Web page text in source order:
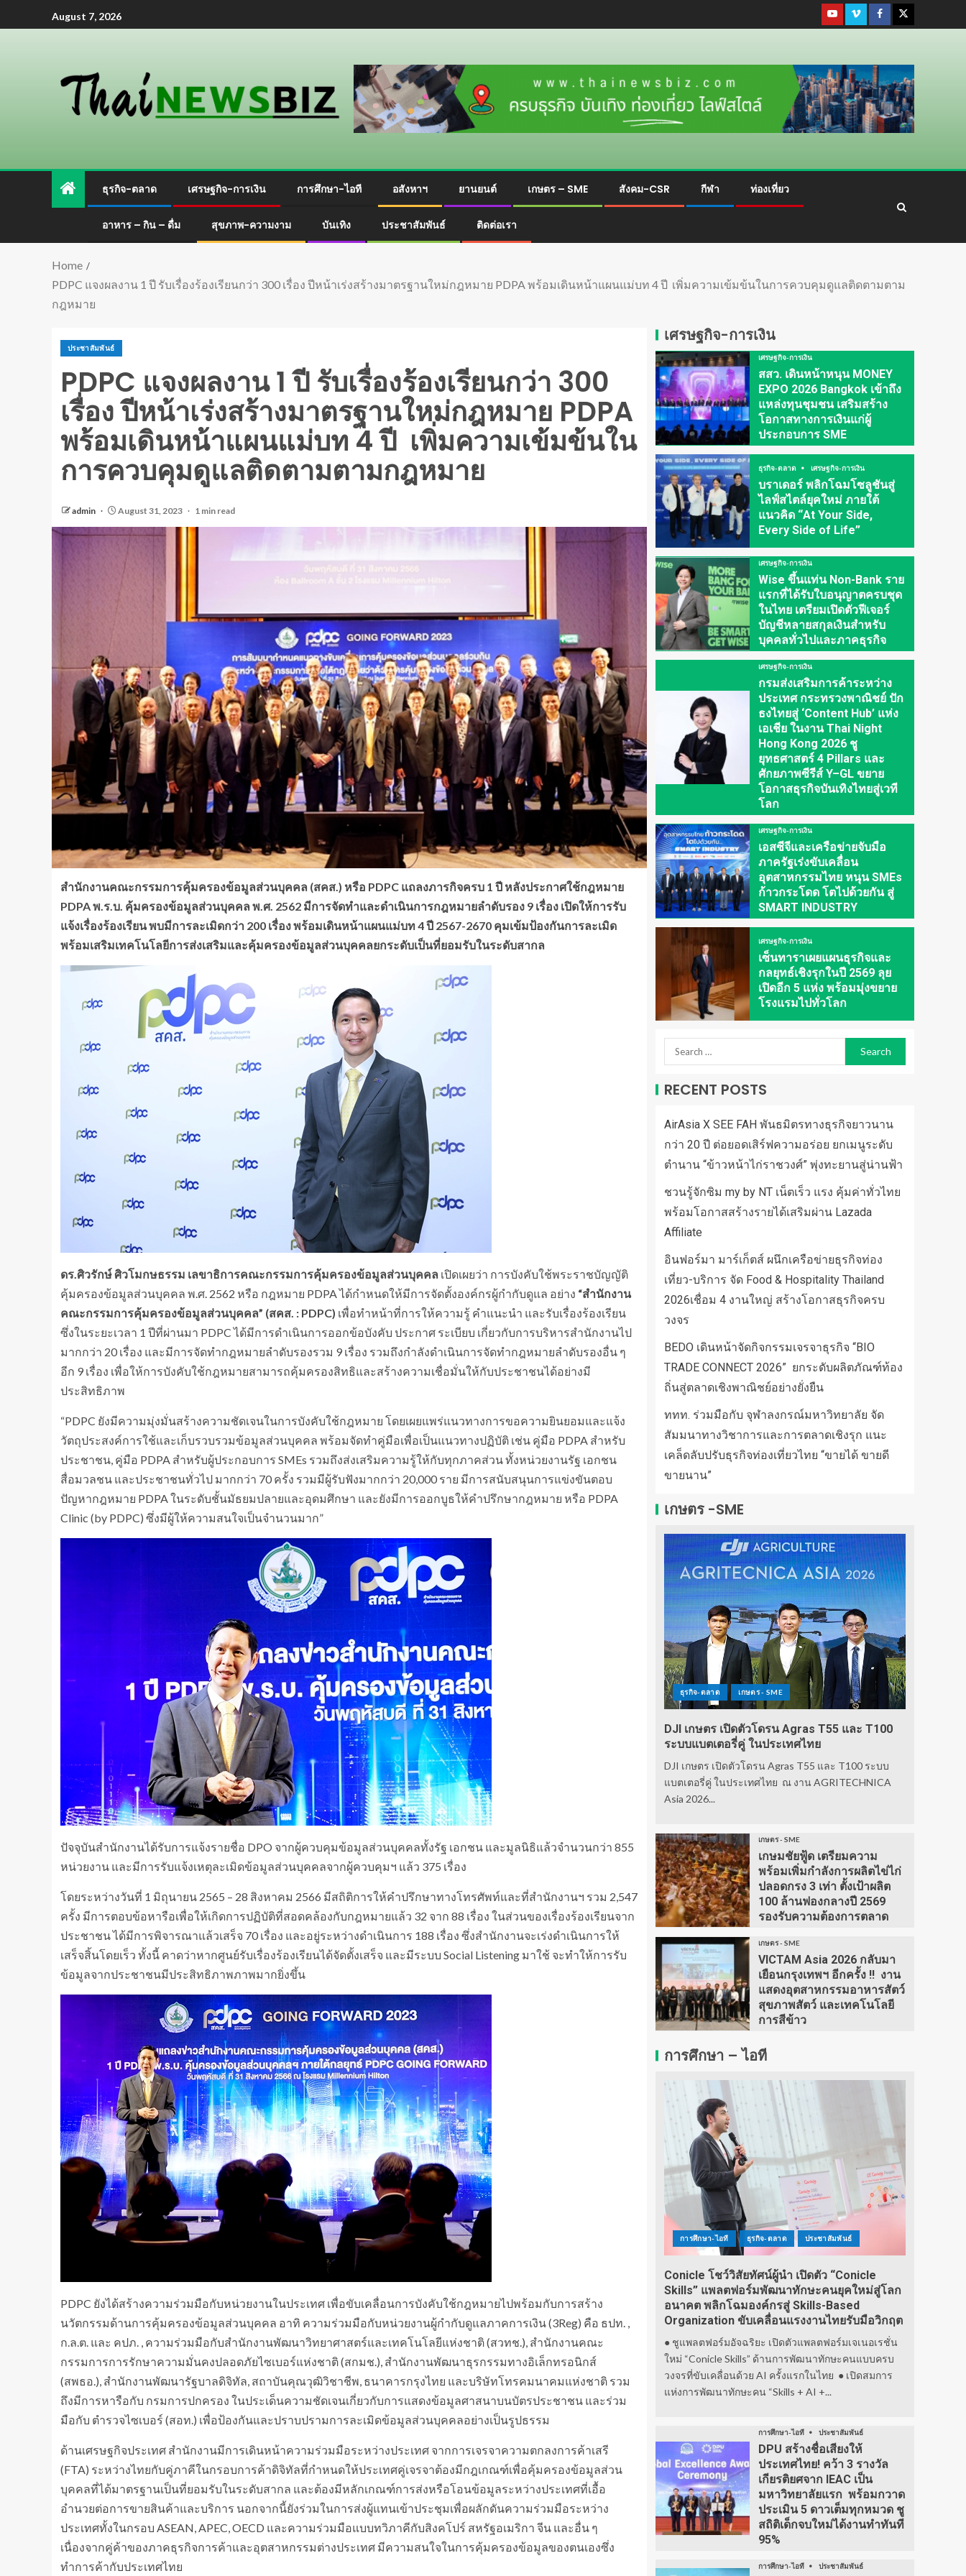
August 7, 2026
ธุรกิจ-ตลาด เศรษฐกิจ-การเงิน การศึกษา-ไอที อสังหาฯ ยานยนต์ เกษตร – SME สังคม-CSR กีฬา ท่องเที่ยว
อาหาร – กิน – ดื่ม สุขภาพ-ความงาม บันเทิง ประชาสัมพันธ์ ติดต่อเรา
Home
PDPC แจงผลงาน 1 ปี รับเรื่องร้องเรียนกว่า 300 เรื่อง ปีหน้าเร่งสร้างมาตรฐานใหม่กฎหมาย PDPA พร้อมเดินหน้าแผนแม่บท 4 ปี เพิ่มความเข้มข้นในการควบคุมดูแลติดตามตาม
กฎหมาย
ประชาสัมพันธ์
PDPC แจงผลงาน 1 ปี รับเรื่องร้องเรียนกว่า 300
เรื่อง ปีหน้าเร่งสร้างมาตรฐานใหม่กฎหมาย PDPA
พร้อมเดินหน้าแผนแม่บท 4 ปี เพิ่มความเข้มข้นใน
การควบคุมดูแลติดตามตามกฎหมาย
admin August 31, 2023 1 min read
สำนักงานคณะกรรมการคุ้มครองข้อมูลส่วนบุคคล (สคส.) หรือ PDPC แถลงภารกิจครบ 1 ปี หลังประกาศใช้กฎหมาย
PDPA พ.ร.บ. คุ้มครองข้อมูลส่วนบุคคล พ.ศ. 2562 มีการจัดทำและดำเนินการกฎหมายลำดับรอง 9 เรื่อง เปิดให้การรับ
แจ้งเรื่องร้องเรียน พบมีการละเมิดกว่า 200 เรื่อง พร้อมเดินหน้าแผนแม่บท 4 ปี 2567-2670 คุมเข้มป้องกันการละเมิด
พร้อมเสริมเทคโนโลยีการส่งเสริมและคุ้มครองข้อมูลส่วนบุคคลยกระดับเป็นที่ยอมรับในระดับสากล
ดร.ศิวรักษ์ ศิวโมกษธรรม เลขาธิการคณะกรรมการคุ้มครองข้อมูลส่วนบุคคล เปิดเผยว่า การบังคับใช้พระราชบัญญัติ
คุ้มครองข้อมูลส่วนบุคคล พ.ศ. 2562 หรือ กฎหมาย PDPA ได้กำหนดให้มีการจัดตั้งองค์กรผู้กำกับดูแล อย่าง “สำนักงาน
คณะกรรมการคุ้มครองข้อมูลส่วนบุคคล” (สคส. : PDPC) เพื่อทำหน้าที่การให้ความรู้ คำแนะนำ และรับเรื่องร้องเรียน
ซึ่งในระยะเวลา 1 ปีที่ผ่านมา PDPC ได้มีการดำเนินการออกข้อบังคับ ประกาศ ระเบียบ เกี่ยวกับการบริหารสำนักงานไป
มากกว่า 20 เรื่อง และมีการจัดทำกฎหมายลำดับรองรวม 9 เรื่อง รวมถึงกำลังดำเนินการจัดทำกฎหมายลำดับรองอื่น ๆ
อีก 9 เรื่อง เพื่อให้การบังคับใช้กฎหมายสามารถคุ้มครองสิทธิและสร้างความเชื่อมั่นให้กับประชาชนได้อย่างมี
ประสิทธิภาพ
“PDPC ยังมีความมุ่งมั่นสร้างความชัดเจนในการบังคับใช้กฎหมาย โดยเผยแพร่แนวทางการขอความยินยอมและแจ้ง
วัตถุประสงค์การใช้และเก็บรวบรวมข้อมูลส่วนบุคคล พร้อมจัดทำคู่มือเพื่อเป็นแนวทางปฏิบัติ เช่น คู่มือ PDPA สำหรับ
ประชาชน, คู่มือ PDPA สำหรับผู้ประกอบการ SMEs รวมถึงส่งเสริมความรู้ให้กับทุกภาคส่วน ทั้งหน่วยงานรัฐ เอกชน
สื่อมวลชน และประชาชนทั่วไป มากกว่า 70 ครั้ง รวมมีผู้รับฟังมากกว่า 20,000 ราย มีการสนับสนุนการแข่งขันตอบ
ปัญหากฎหมาย PDPA ในระดับชั้นมัธยมปลายและอุดมศึกษา และยังมีการออกบูธให้คำปรึกษากฎหมาย หรือ PDPA
Clinic (by PDPC) ซึ่งมีผู้ให้ความสนใจเป็นจำนวนมาก”
ปัจจุบันสำนักงานได้รับการแจ้งรายชื่อ DPO จากผู้ควบคุมข้อมูลส่วนบุคคลทั้งรัฐ เอกชน และมูลนิธิแล้วจำนวนกว่า 855
หน่วยงาน และมีการรับแจ้งเหตุละเมิดข้อมูลส่วนบุคคลจากผู้ควบคุมฯ แล้ว 375 เรื่อง
โดยระหว่างวันที่ 1 มิถุนายน 2565 – 28 สิงหาคม 2566 มีสถิติการให้คำปรึกษาทางโทรศัพท์และที่สำนักงานฯ รวม 2,547
ครั้ง มีการตอบข้อหารือเพื่อให้เกิดการปฏิบัติที่สอดคล้องกับกฎหมายแล้ว 32 จาก 88 เรื่อง ในส่วนของเรื่องร้องเรียนจาก
ประชาชน ได้มีการพิจารณาแล้วเสร็จ 70 เรื่อง และอยู่ระหว่างดำเนินการ 188 เรื่อง ซึ่งสำนักงานจะเร่งดำเนินการให้
เสร็จสิ้นโดยเร็ว ทั้งนี้ คาดว่าหากศูนย์รับเรื่องร้องเรียนได้จัดตั้งเสร็จ และมีระบบ Social Listening มาใช้ จะทำให้การรับ
ข้อมูลจากประชาชนมีประสิทธิภาพภาพมากยิ่งขึ้น
PDPC ยังได้สร้างความร่วมมือกับหน่วยงานในประเทศ เพื่อขับเคลื่อนการบังคับใช้กฎหมายไปพร้อมกับการสร้าง
นวัตกรรมด้านการคุ้มครองข้อมูลส่วนบุคคล อาทิ ความร่วมมือกับหน่วยงานผู้กำกับดูแลภาคการเงิน (3Reg) คือ ธปท. ,
ก.ล.ต. และ คปภ. , ความร่วมมือกับสำนักงานพัฒนาวิทยาศาสตร์และเทคโนโลยีแห่งชาติ (สวทช.), สำนักงานคณะ
กรรมการการรักษาความมั่นคงปลอดภัยไซเบอร์แห่งชาติ (สกมช.), สำนักงานพัฒนาธุรกรรมทางอิเล็กทรอนิกส์
(สพธอ.), สำนักงานพัฒนารัฐบาลดิจิทัล, สถาบันคุณวุฒิวิชาชีพ, ธนาคารกรุงไทย และบริษัทโทรคมนาคมแห่งชาติ รวม
ถึงมีการหารือกับ กรมการปกครอง ในประเด็นความชัดเจนเกี่ยวกับการแสดงข้อมูลศาสนาบนบัตรประชาชน และร่วม
มือกับ ตำรวจไซเบอร์ (สอท.) เพื่อป้องกันและปราบปรามการละเมิดข้อมูลส่วนบุคคลอย่างเป็นรูปธรรม
ด้านเศรษฐกิจประเทศ สำนักงานมีการเดินหน้าความร่วมมือระหว่างประเทศ จากการเจรจาความตกลงการค้าเสรี
(FTA) ระหว่างไทยกับคู่ภาคีในกรอบการค้าดิจิทัลที่กำหนดให้ประเทศคู่เจรจาต้องมีกฎเกณฑ์เพื่อคุ้มครองข้อมูลส่วน
บุคคลที่ได้มาตรฐานเป็นที่ยอมรับในระดับสากล และต้องมีหลักเกณฑ์การส่งหรือโอนข้อมูลระหว่างประเทศที่เอื้อ
อำนวยต่อการขายสินค้าและบริการ นอกจากนี้ยังร่วมในการส่งผู้แทนเข้าประชุมเพื่อผลักดันความร่วมมือระหว่าง
ประเทศทั้งในกรอบ ASEAN, APEC, OECD และความร่วมมือแบบทวิภาคีกับสิงคโปร์ สหรัฐอเมริกา จีน และอื่น ๆ
เนื่องจากคู่ค้าของภาคธุรกิจการค้าและอุตสาหกรรมต่างประเทศ มีความสนใจในการคุ้มครองข้อมูลของตนเองซึ่ง
ทำการค้ากับประเทศไทย
เศรษฐกิจ-การเงิน
เศรษฐกิจ-การเงิน
สสว. เดินหน้าหนุน MONEY
EXPO 2026 Bangkok เข้าถึง
แหล่งทุนชุมชน เสริมสร้าง
โอกาสทางการเงินแก่ผู้
ประกอบการ SME
ธุรกิจ-ตลาด เศรษฐกิจ-การเงิน
บราเดอร์ พลิกโฉมโซลูชันสู่
ไลฟ์สไตล์ยุคใหม่ ภายใต้
แนวคิด “At Your Side,
Every Side of Life”
เศรษฐกิจ-การเงิน
Wise ขึ้นแท่น Non-Bank ราย
แรกที่ได้รับใบอนุญาตครบชุด
ในไทย เตรียมเปิดตัวฟีเจอร์
บัญชีหลายสกุลเงินสำหรับ
บุคคลทั่วไปและภาคธุรกิจ
เศรษฐกิจ-การเงิน
กรมส่งเสริมการค้าระหว่าง
ประเทศ กระทรวงพาณิชย์ ปัก
ธงไทยสู่ ‘Content Hub’ แห่ง
เอเชีย ในงาน Thai Night
Hong Kong 2026 ชู
ยุทธศาสตร์ 4 Pillars และ
ศักยภาพซีรีส์ Y–GL ขยาย
โอกาสธุรกิจบันเทิงไทยสู่เวที
โลก
เศรษฐกิจ-การเงิน
เอสซีจีและเครือข่ายจับมือ
ภาครัฐเร่งขับเคลื่อน
อุตสาหกรรมไทย หนุน SMEs
ก้าวกระโดด โตไปด้วยกัน สู่
SMART INDUSTRY
เศรษฐกิจ-การเงิน
เซ็นทาราเผยแผนธุรกิจและ
กลยุทธ์เชิงรุกในปี 2569 ลุย
เปิดอีก 5 แห่ง พร้อมมุ่งขยาย
โรงแรมไปทั่วโลก
RECENT POSTS
AirAsia X SEE FAH พันธมิตรทางธุรกิจยาวนาน
กว่า 20 ปี ต่อยอดเสิร์ฟความอร่อย ยกเมนูระดับ
ตำนาน “ข้าวหน้าไก่ราชวงศ์” พุ่งทะยานสู่น่านฟ้า
ชวนรู้จักซิม my by NT เน็ตเร็ว แรง คุ้มค่าทั่วไทย
พร้อมโอกาสสร้างรายได้เสริมผ่าน Lazada
Affiliate
อินฟอร์มา มาร์เก็ตส์ ผนึกเครือข่ายธุรกิจท่อง
เที่ยว-บริการ จัด Food & Hospitality Thailand
2026เชื่อม 4 งานใหญ่ สร้างโอกาสธุรกิจครบ
วงจร
BEDO เดินหน้าจัดกิจกรรมเจรจาธุรกิจ “BIO
TRADE CONNECT 2026” ยกระดับผลิตภัณฑ์ท้อง
ถิ่นสู่ตลาดเชิงพาณิชย์อย่างยั่งยืน
ททท. ร่วมมือกับ จุฬาลงกรณ์มหาวิทยาลัย จัด
สัมมนาทางวิชาการและการตลาดเชิงรุก แนะ
เคล็ดลับปรับธุรกิจท่องเที่ยวไทย “ขายได้ ขายดี
ขายนาน”
เกษตร -SME
ธุรกิจ-ตลาด เกษตร - SME
DJI เกษตร เปิดตัวโดรน Agras T55 และ T100
ระบบแบตเตอรี่คู่ ในประเทศไทย
DJI เกษตร เปิดตัวโดรน Agras T55 และ T100 ระบบ
แบตเตอรี่คู่ ในประเทศไทย ณ งาน AGRITECHNICA
Asia 2026...
เกษตร - SME
เกษมชัยฟู้ด เตรียมความ
พร้อมเพิ่มกำลังการผลิตไข่ไก่
ปลอดกรง 3 เท่า ตั้งเป้าผลิต
100 ล้านฟองกลางปี 2569
รองรับความต้องการตลาด
เกษตร - SME
VICTAM Asia 2026 กลับมา
เยือนกรุงเทพฯ อีกครั้ง !! งาน
แสดงอุตสาหกรรมอาหารสัตว์
สุขภาพสัตว์ และเทคโนโลยี
การสีข้าว
การศึกษา – ไอที
การศึกษา-ไอที ธุรกิจ-ตลาด ประชาสัมพันธ์
Conicle โชว์วิสัยทัศน์ผู้นำ เปิดตัว “Conicle
Skills” แพลตฟอร์มพัฒนาทักษะคนยุคใหม่สู่โลก
อนาคต พลิกโฉมองค์กรสู่ Skills-Based
Organization ขับเคลื่อนแรงงานไทยรับมือวิกฤต
● ชูแพลตฟอร์มอัจฉริยะ เปิดตัวแพลตฟอร์มเจเนอเรชั่น
ใหม่ “Conicle Skills” ด้านการพัฒนาทักษะคนแบบครบ
วงจรที่ขับเคลื่อนด้วย AI ครั้งแรกในไทย ● เปิดสมการ
แห่งการพัฒนาทักษะคน “Skills + AI +...
การศึกษา-ไอที ประชาสัมพันธ์
DPU สร้างชื่อเสียงให้
ประเทศไทย! คว้า 3 รางวัล
เกียรติยศจาก IEAC เป็น
มหาวิทยาลัยแรก พร้อมกวาด
ประเมิน 5 ดาวเต็มทุกหมวด ชู
สถิติเด็กจบใหม่ได้งานทำทันที
95%
การศึกษา-ไอที ประชาสัมพันธ์